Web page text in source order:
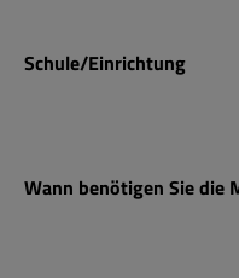
Schule/Einrichtung
Wann benötigen Sie die